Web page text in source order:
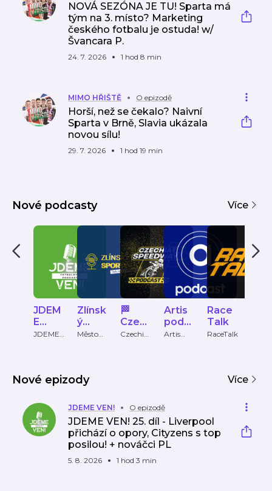
NOVÁ SEZÓNA JE TU! Sparta má
tým na 3. místo? Marketing
českého fotbalu je ostuda! w/
Švancara P.
24. 7. 2026 1 hod 8 min
MIMO HŘIŠTĚ O epizodě
Horší, než se čekalo? Naivní
Sparta v Brně, Slavia ukázala
novou sílu!
29. 7. 2026 1 hod 19 min
Nové podcasty Více
JDEM
E
VEN!
JDEME
Zlínsk
ý
Sport
Město
🏁
Czec
hia
podc
ast
české
ploch
é
dráhy!
Czechia
Artis
podc
ast
Artis
Race
Talk
RaceTalk
Nové epizody Více
JDEME VEN! O epizodě
JDEME VEN! 25. díl - Liverpool
přichází o opory, Cityzens s top
posilou! + nováčci PL
5. 8. 2026 1 hod 3 min